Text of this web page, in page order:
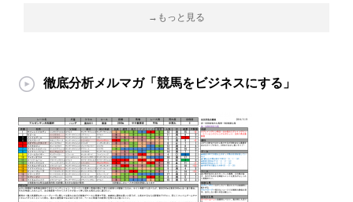
→もっと見る
徹底分析メルマガ「競馬をビジネスにする」